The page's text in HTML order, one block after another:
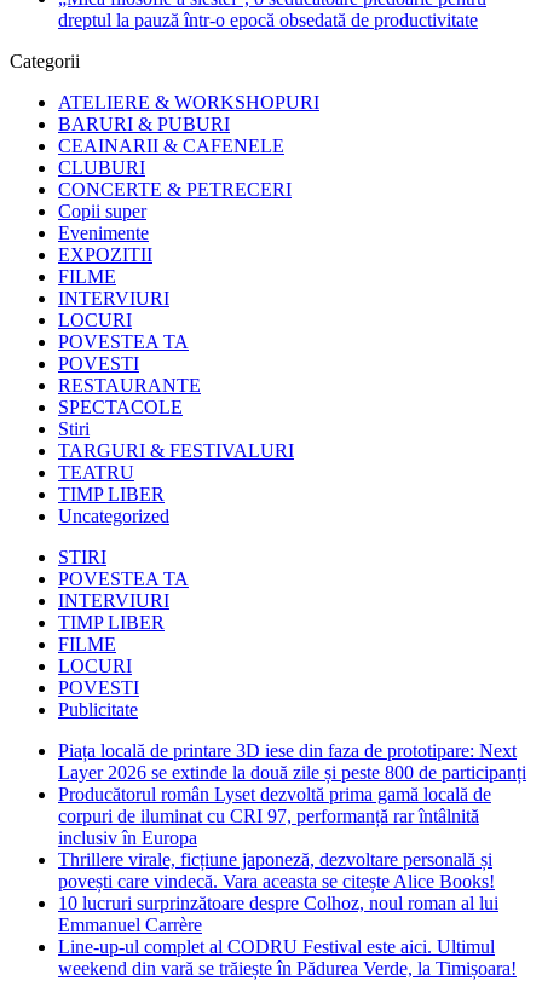
dreptul la pauză într-o epocă obsedată de productivitate
Categorii
ATELIERE & WORKSHOPURI
BARURI & PUBURI
CEAINARII & CAFENELE
CLUBURI
CONCERTE & PETRECERI
Copii super
Evenimente
EXPOZITII
FILME
INTERVIURI
LOCURI
POVESTEA TA
POVESTI
RESTAURANTE
SPECTACOLE
Stiri
TARGURI & FESTIVALURI
TEATRU
TIMP LIBER
Uncategorized
STIRI
POVESTEA TA
INTERVIURI
TIMP LIBER
FILME
LOCURI
POVESTI
Publicitate
Piața locală de printare 3D iese din faza de prototipare: Next
Layer 2026 se extinde la două zile și peste 800 de participanți
Producătorul român Lyset dezvoltă prima gamă locală de
corpuri de iluminat cu CRI 97, performanță rar întâlnită
inclusiv în Europa
Thrillere virale, ficțiune japoneză, dezvoltare personală și
povești care vindecă. Vara aceasta se citește Alice Books!
10 lucruri surprinzătoare despre Colhoz, noul roman al lui
Emmanuel Carrère
Line-up-ul complet al CODRU Festival este aici. Ultimul
weekend din vară se trăiește în Pădurea Verde, la Timișoara!